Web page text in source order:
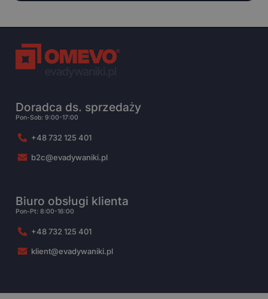
Doradca ds. sprzedaży
Pon-Sob: 9:00-17:00
+48 732 125 401
b2c@evadywaniki.pl
Biuro obsługi klienta
Pon-Pt: 8:00-16:00
+48 732 125 401
klient@evadywaniki.pl